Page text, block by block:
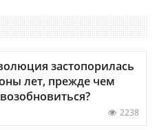
застопорилась
лет, прежде чем
2238